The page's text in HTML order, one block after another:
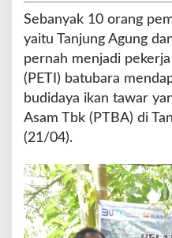
g
P
T
A
P
e
h
a
n
B
Sebanyak 10 orang
yaitu Tanjung Agung
pernah menjadi
(PETI) batubara
budidaya ikan tawar
Asam Tbk (PTBA) di
(21/04).